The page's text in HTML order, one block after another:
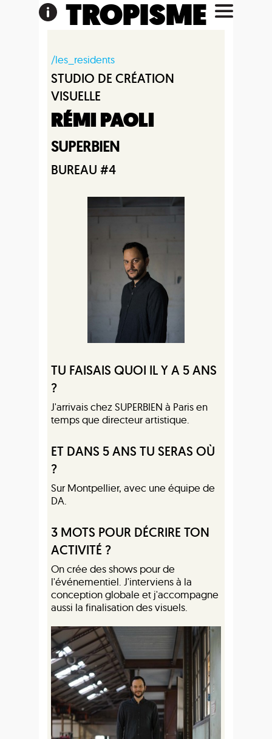
TROPISME
/les_residents
STUDIO DE CRÉATION
VISUELLE
RÉMI PAOLI
SUPERBIEN
BUREAU #4
TU FAISAIS QUOI IL Y A 5 ANS
?
J'arrivais chez SUPERBIEN à Paris en
temps que directeur artistique.
ET DANS 5 ANS TU SERAS OÙ
?
Sur Montpellier, avec une équipe de
DA.
3 MOTS POUR DÉCRIRE TON
ACTIVITÉ ?
On crée des shows pour de
l'événementiel. J'interviens à la
conception globale et j'accompagne
aussi la finalisation des visuels.